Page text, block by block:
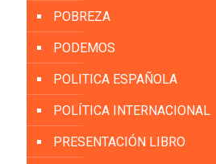
POBREZA
PODEMOS
POLITICA ESPAÑOLA
POLÍTICA INTERNACIONAL
PRESENTACIÓN LIBRO